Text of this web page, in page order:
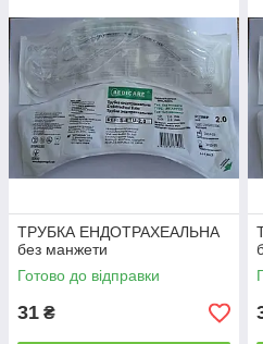
ТРУБКА ЕНДОТРАХЕАЛЬНА
без манжети
Готово до відправки
31 ₴